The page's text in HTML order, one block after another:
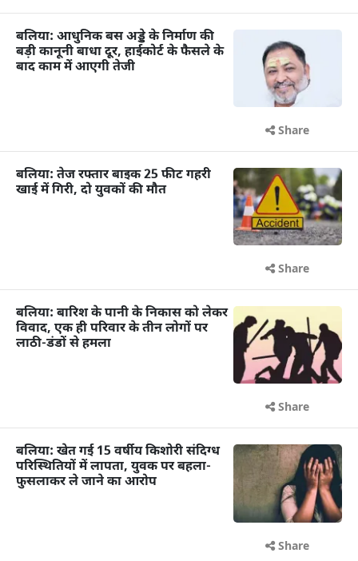
बलिया: आधुनिक बस अड्डे के निर्माण की
बड़ी कानूनी बाधा दूर, हाईकोर्ट के फैसले के
बाद काम में आएगी तेजी
Share
बलिया: तेज रफ्तार बाइक 25 फीट गहरी
खाई में गिरी, दो युवकों की मौत
Share
बलिया: बारिश के पानी के निकास को लेकर
विवाद, एक ही परिवार के तीन लोगों पर
लाठी-डंडों से हमला
Share
बलिया: खेत गई 15 वर्षीय किशोरी संदिग्ध
परिस्थितियों में लापता, युवक पर बहला-
फुसलाकर ले जाने का आरोप
Share